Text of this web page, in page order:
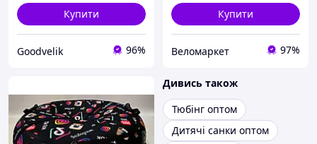
Купити
Goodvelik 96%
Купити
Веломаркет 97%
Дивись також
Тюбінг оптом
Дитячі санки оптом